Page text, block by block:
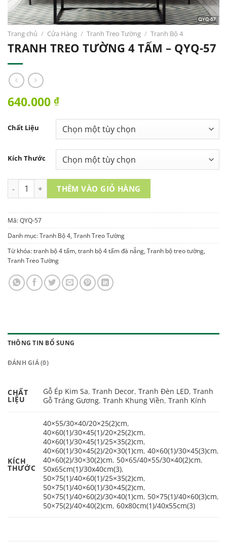
Trang chủ / Cửa Hàng / Tranh Treo Tường / Tranh Bộ 4
TRANH TREO TƯỜNG 4 TẤM – QYQ-57
640.000 ₫
Chất Liệu
Kích Thước
TRANH TREO TƯỜNG 4 TẤM - QYQ-57 số lượng
THÊM VÀO GIỎ HÀNG
Mã:QYQ-57
Danh mục:Tranh Bộ 4, Tranh Treo Tường
Từ khóa:tranh bộ 4 tấm, tranh bộ 4 tấm đà nẵng, Tranh bộ treo tường,
Tranh Treo Tường
THÔNG TIN BỔ SUNG
ĐÁNH GIÁ (0)
CHẤT
LIỆU
Gỗ Ép Kim Sa, Tranh Decor, Tranh Đèn LED, Tranh
Gỗ Tráng Gương, Tranh Khung Viền, Tranh Kính
KÍCH
THƯỚC
40×55/30×40/20×25(2)cm,
40×60(1)/30×45(1)/20×25(2)cm,
40×60(1)/30×45(1)/25×35(2)cm,
40×60(1)/30×45(2)/20×30(1)cm, 40×60(1)/30×45(3)cm,
40×60(2)/30×30(2)cm, 50×65/40×55/30×40(2)cm,
50x65cm(1)/30x40cm(3),
50×75(1)/40×60(1)/25×35(2)cm,
50×75(1)/40×60(1)/30×45(2)cm,
50×75(1)/40×60(2)/30×40(1)cm, 50×75(1)/40×60(3)cm,
50×75(2)/40×40(2)cm, 60x80cm(1)/40x55cm(3)